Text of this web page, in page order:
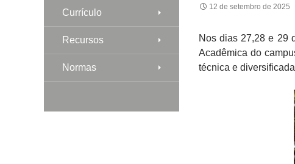
12 de setembro de 2025
Nos dias 27,28 e 29
Acadêmica do
técnica e
Currículo
Recursos
Normas